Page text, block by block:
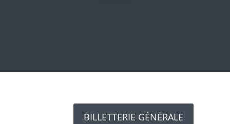
BILLETTERIE GÉNÉRALE